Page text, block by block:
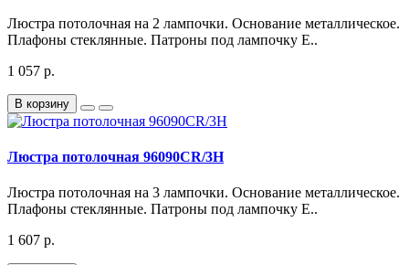
Люстра потолочная на 2 лампочки. Основание металлическое.
Плафоны стеклянные. Патроны под лампочку Е..
1 057 р.
В корзину
Люстра потолочная 96090CR/3H
Люстра потолочная на 3 лампочки. Основание металлическое.
Плафоны стеклянные. Патроны под лампочку Е..
1 607 р.